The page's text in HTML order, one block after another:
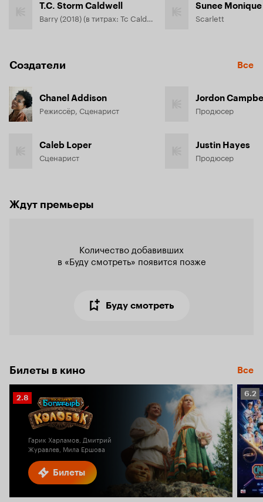
T.C. Storm Caldwell
Barry (2018) (в титрах: Tc Caldwell)
Sunee
Scarlett
Создатели Все
Chanel Addison
Режиссёр, Сценарист
Caleb Loper
Сценарист
Jordon
Продюсер
Justin Hayes
Продюсер
Ждут премьеры
Количество добавивших
в «Буду смотреть» появится позже
Буду смотреть
Билеты в кино Все
Билеты
Рейтинг
Кинопоиска
2.8
Гарик Харламов, Дмитрий
Журавлев, Мила Ершова
6.2
6.2